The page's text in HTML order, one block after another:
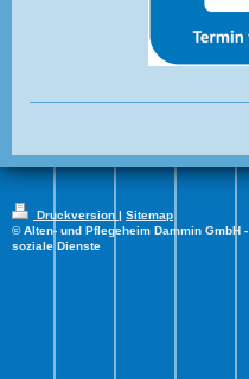
Druckversion | Sitemap
© Alten- und Pflegeheim Dammin GmbH -
soziale Dienste